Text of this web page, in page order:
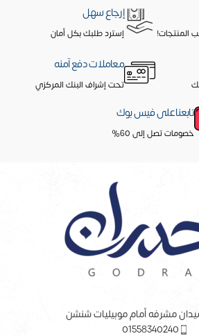
المنتجات!
إرجاع سهل
إسترد طلبك بكل أمان
معاملات دفع آمنه
تحت إشراف البنك المركزي
تابعنا على فيس بوك
خصومات تصل إلى 60%
مشرفه أمام موبيليات شنشن
01558340240